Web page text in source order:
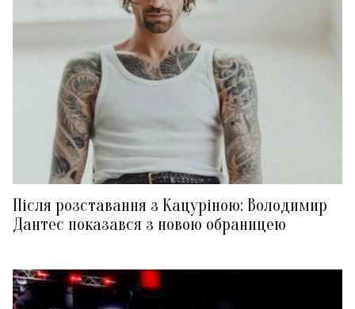
Після розставання з Кацуріною: Володимир
Дантес показався з новою обраницею